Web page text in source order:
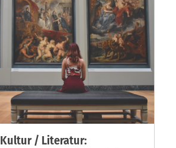
Kultur / Literatur: